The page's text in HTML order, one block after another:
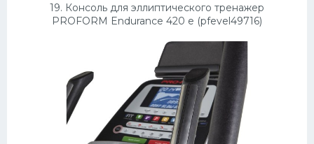
19. Консоль для эллиптического тренажер
PROFORM Endurance 420 e (pfevel49716)